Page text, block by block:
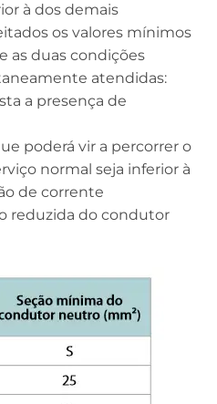
à dos demais
os valores mínimos
as duas condições
atendidas:
a presença de
poderá vir a percorrer o
normal seja inferior à
de corrente
reduzida do condutor